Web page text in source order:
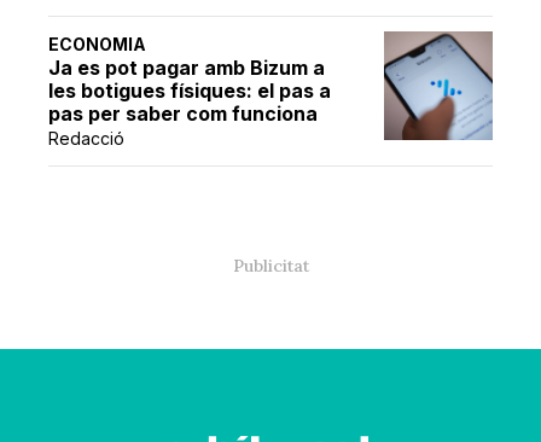
ECONOMIA
Ja es pot pagar amb Bizum a
les botigues físiques: el pas a
pas per saber com funciona
Redacció